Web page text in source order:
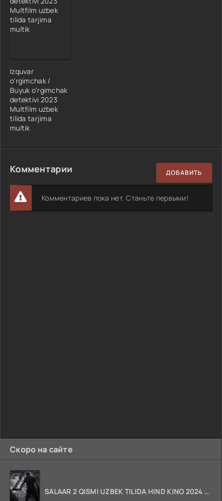
Скоро на сайте
SALAAR 2 QISMI UZBEK TILIDA HIND KINO 2024 TARJIMA 720p HD Skachat
Izquvar
o'rgimchak /
Buyuk o'rgimchak
detektivi 2023
Multfilm uzbek
tilida tarjima
multik
Комментарии ДОБАВИТЬ
Комментариев пока нет. Станьте первыми!